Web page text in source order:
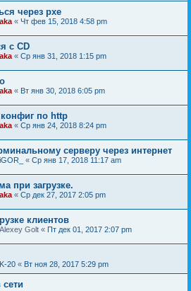
через pxe
aka « Чт фев 15, 2018 4:58 pm
с CD
aka « Ср янв 31, 2018 1:15 pm
aka « Вт янв 30, 2018 6:05 pm
конфиг по http
aka « Ср янв 24, 2018 8:24 pm
серверу через интернет
iGOR_ « Ср янв 17, 2018 11:17 am
при загрузке.
aka « Ср дек 27, 2017 2:05 pm
клиентов
Alexey Golt « Пт дек 01, 2017 2:07 pm
K-20 « Вт ноя 28, 2017 5:29 pm
сети